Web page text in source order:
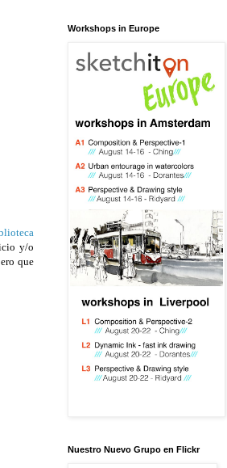
y/o
que
Workshops in Europe
Nuestro Nuevo Grupo en Flickr